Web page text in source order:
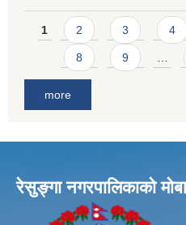
Pages
1 2 3 4
8 9
more
रेसुङ्गा नगरपालिकाकाे